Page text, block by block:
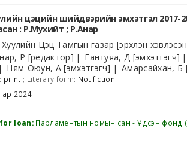
цэцийн шийдвэрийн эмхэтгэл 2017-
: Р.Мухийт ; Р.Анар
Цэц Тамгын газар [эрхлэн
Р [редактор] Гантуяа, Д [эмхэтгэгч]
Ням-Оюун, А[эмхэтгэгч] Амарсайхан, Б
print ; Literary form: Not fiction
2024
loan: Парламентын номын сан - Үндсэн фонд